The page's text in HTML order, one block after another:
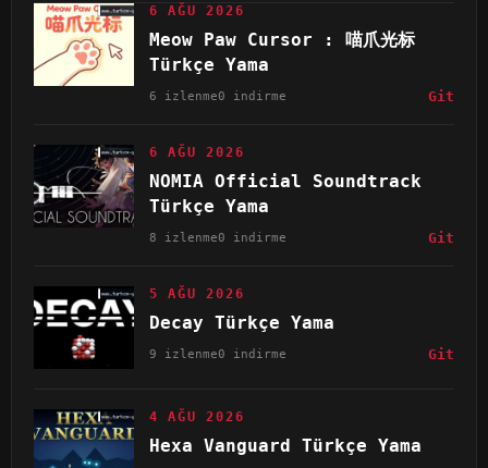
6 AĞU 2026
Meow Paw Cursor : 喵爪光标
Türkçe Yama
6 izlenme0 indirme Git
6 AĞU 2026
NOMIA Official Soundtrack
Türkçe Yama
8 izlenme0 indirme Git
5 AĞU 2026
Decay Türkçe Yama
9 izlenme0 indirme Git
4 AĞU 2026
Hexa Vanguard Türkçe Yama